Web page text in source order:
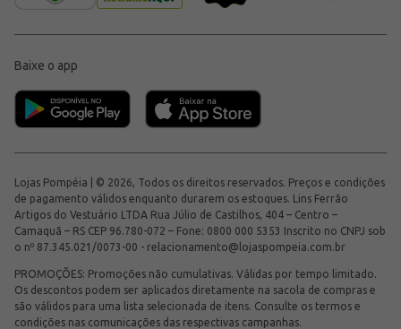
Baixe o app
Lojas Pompéia | © 2026, Todos os direitos reservados. Preços e condições
de pagamento válidos enquanto durarem os estoques. Lins Ferrão
Artigos do Vestuário LTDA Rua Júlio de Castilhos, 404 – Centro –
Camaquã – RS CEP 96.780-072 – Fone: 0800 000 5353 Inscrito no CNPJ sob
o nº 87.345.021/0073-00 - relacionamento@lojaspompeia.com.br
PROMOÇÕES: Promoções não cumulativas. Válidas por tempo limitado.
Os descontos podem ser aplicados diretamente na sacola de compras e
são válidos para uma lista selecionada de itens. Consulte os termos e
condições nas comunicações das respectivas campanhas.